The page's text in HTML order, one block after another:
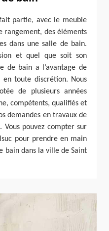
partie, avec le meuble
rangement, des éléments
dans une salle de bain.
et quel que soit son
de bain a l’avantage de
toute discrétion. Nous
de plusieurs années
compétents, qualifiés et
demandes en travaux de
pouvez compter sur
pour prendre en main
bain dans la ville de Saint